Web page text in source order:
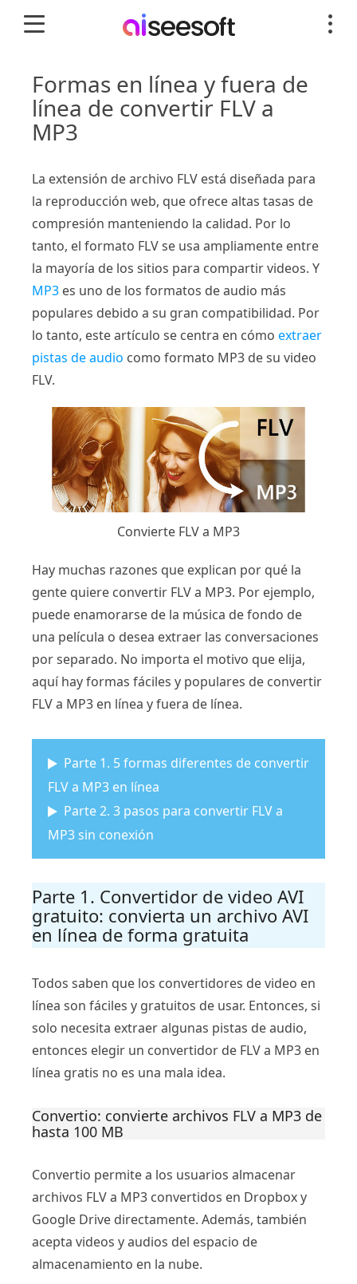
Formas en línea y fuera de
línea de convertir FLV a
MP3
La extensión de archivo FLV está diseñada para
la reproducción web, que ofrece altas tasas de
compresión manteniendo la calidad. Por lo
tanto, el formato FLV se usa ampliamente entre
la mayoría de los sitios para compartir videos. Y
MP3 es uno de los formatos de audio más
populares debido a su gran compatibilidad. Por
lo tanto, este artículo se centra en cómo extraer
pistas de audio como formato MP3 de su video
FLV.
Convierte FLV a MP3
Hay muchas razones que explican por qué la
gente quiere convertir FLV a MP3. Por ejemplo,
puede enamorarse de la música de fondo de
una película o desea extraer las conversaciones
por separado. No importa el motivo que elija,
aquí hay formas fáciles y populares de convertir
FLV a MP3 en línea y fuera de línea.
Parte 1. 5 formas diferentes de convertir
FLV a MP3 en línea
Parte 2. 3 pasos para convertir FLV a
MP3 sin conexión
Parte 1. Convertidor de video AVI
gratuito: convierta un archivo AVI
en línea de forma gratuita
Todos saben que los convertidores de video en
línea son fáciles y gratuitos de usar. Entonces, si
solo necesita extraer algunas pistas de audio,
entonces elegir un convertidor de FLV a MP3 en
línea gratis no es una mala idea.
Convertio: convierte archivos FLV a MP3 de
hasta 100 MB
Convertio permite a los usuarios almacenar
archivos FLV a MP3 convertidos en Dropbox y
Google Drive directamente. Además, también
acepta videos y audios del espacio de
almacenamiento en la nube.